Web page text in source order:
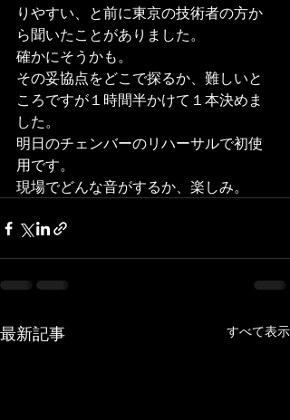
りやすい、と前に東京の技術者の方か
ら聞いたことがありました。
確かにそうかも。
その妥協点をどこで探るか、難しいと
ころですが１時間半かけて１本決めま
した。
明日のチェンバーのリハーサルで初使
用です。
現場でどんな音がするか、楽しみ。
最新記事 すべて表示